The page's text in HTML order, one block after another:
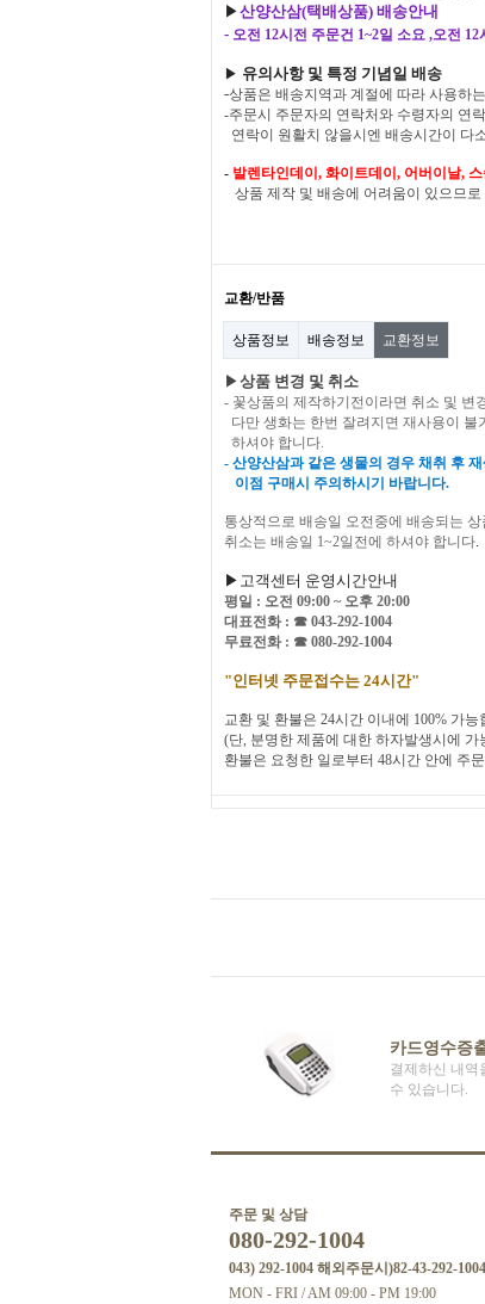
▶산양산삼(택배상품) 배송안내
- 오전 12시전 주문건 1~2일 소요 ,오전 12
▶ 유의사항 및 특정 기념일 배송
-상품은 배송지역과 계절에 따라 사용하
-주문시 주문자의 연락처와 수령자의 연
연락이 원활치 않을시엔 배송시간이 다
- 발렌타인데이, 화이트데이, 어버이날,
상품 제작 및 배송에 어려움이 있으므
교환/반품
상품정보 배송정보 교환정보
▶상품 변경 및 취소
- 꽃상품의 제작하기전이라면 취소 및 변
다만 생화는 한번 잘려지면 재사용이
하셔야 합니다.
- 산양산삼과 같은 생물의 경우 채취 후
이점 구매시 주의하시기 바랍니다.
통상적으로 배송일 오전중에 배송되는
취소는 배송일 1~2일전에 하셔야 합니다
▶고객센터 운영시간안내
평일 : 오전 09:00 ~ 오후 20:00
대표전화 : ☎ 043-292-1004
무료전화 : ☎ 080-292-1004
"인터넷 주문접수는 24시간"
교환 및 환불은 24시간 이내에 100% 가능
(단, 분명한 제품에 대한 하자발생시에 가
환불은 요청한 일로부터 48시간 안에 주
카드영수증
결제하신 내역
수 있습니다.
주문 및 상담
080-292-1004
043) 292-1004 해외주문시)82-43-292-1004
MON - FRI / AM 09:00 - PM 19:00